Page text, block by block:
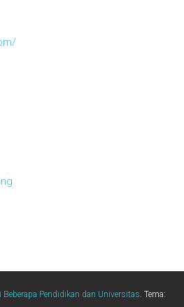
Beberapa Pendidikan dan Universitas. Tema: